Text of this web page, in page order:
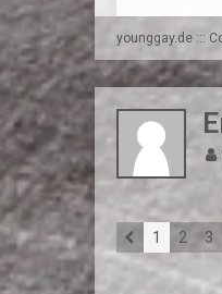
younggay.de :::
1 2 3